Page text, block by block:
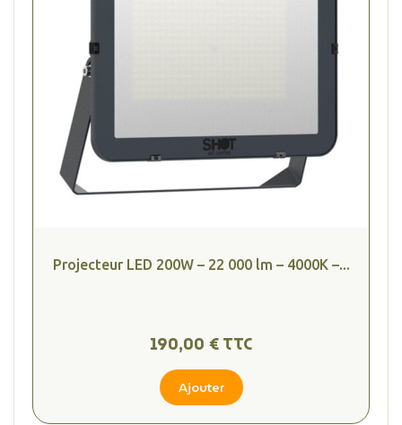
Projecteur LED 200W – 22 000 lm – 4000K –...
190,00 € TTC
Ajouter